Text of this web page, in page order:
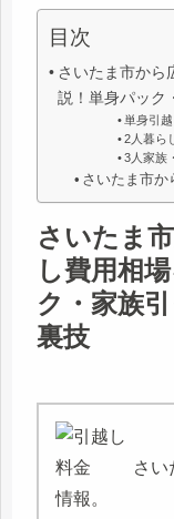
目次
さいたま市から
説！単身パック
単身引越
2人暮ら
3人家族
さいたま市か
さいたま
し費用相
ク・家族
裏技
さい
情報。